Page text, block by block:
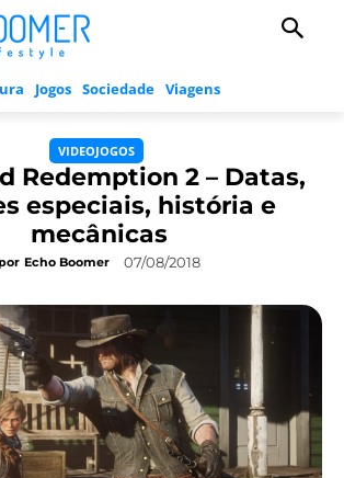
Jogos Sociedade Viagens
VIDEOJOGOS
Redemption 2 – Datas,
especiais, história e
mecânicas
Echo Boomer 07/08/2018